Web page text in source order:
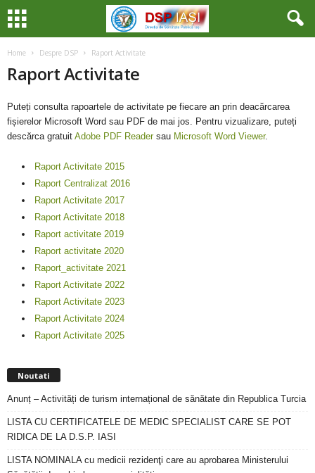
Home Despre DSP Raport Activitate
Raport Activitate
Puteți consulta rapoartele de activitate pe fiecare an prin deacărcarea
fișierelor Microsoft Word sau PDF de mai jos. Pentru vizualizare, puteți
descărca gratuit Adobe PDF Readersau Microsoft Word Viewer.
Raport Activitate 2015
Raport Centralizat 2016
Raport Activitate 2017
Raport Activitate 2018
Raport activitate 2019
Raport activitate 2020
Raport_activitate 2021
Raport Activitate 2022
Raport Activitate 2023
Raport Activitate 2024
Raport Activitate 2025
Noutati
Anunț – Activități de turism internațional de sănătate din Republica Turcia
LISTA CU CERTIFICATELE DE MEDIC SPECIALIST CARE SE POT
RIDICA DE LA D.S.P. IASI
LISTA NOMINALA cu medicii rezidenţi care au aprobarea Ministerului